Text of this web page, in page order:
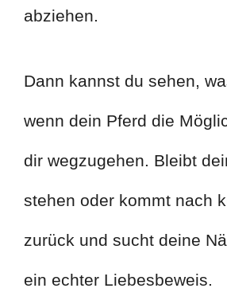
abziehen.
Dann kannst du sehen,
wenn dein Pferd die
dir wegzugehen. Bleibt
stehen oder kommt nach
zurück und sucht deine
ein echter Liebesbeweis.